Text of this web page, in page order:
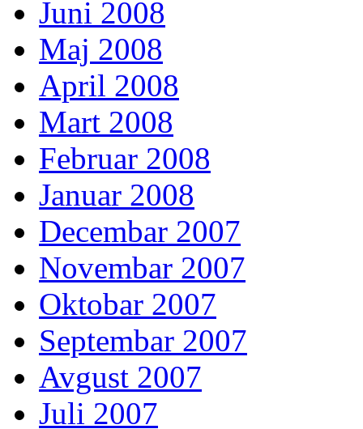
Juni 2008
Maj 2008
April 2008
Mart 2008
Februar 2008
Januar 2008
Decembar 2007
Novembar 2007
Oktobar 2007
Septembar 2007
Avgust 2007
Juli 2007